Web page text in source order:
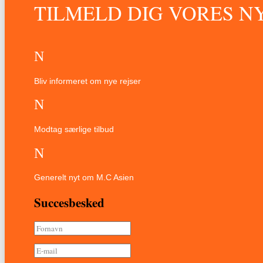
TILMELD DIG VORES
N
Bliv informeret om nye rejser
N
Modtag særlige tilbud
N
Generelt nyt om M.C Asien
Succesbesked